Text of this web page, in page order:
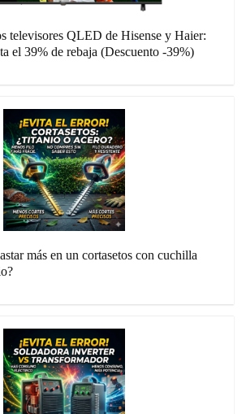
televisores QLED de Hisense y Haier:
el 39% de rebaja (Descuento -39%)
más en un cortasetos con cuchilla